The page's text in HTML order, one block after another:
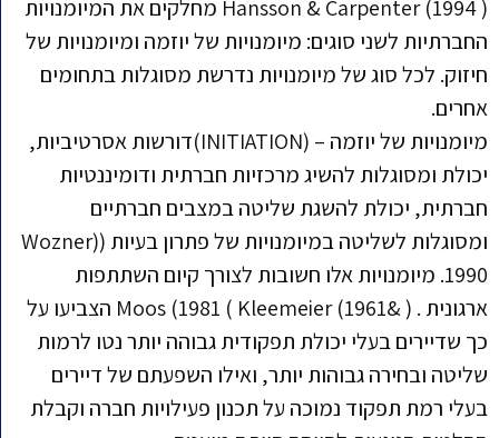
( Hansson & Carpenter (1994 מחלקים את המיומנויות
החברתיות לשני סוגים: מיומנויות של יוזמה ומיומנויות של
חיזוק. לכל סוג של מיומנויות נדרשת מסוגלות בתחומים
אחרים.
מיומנויות של יוזמה – (INITIATION)דורשות אסרטיביות,
יכולת ומסוגלות להשיג מרכזיות חברתית ודומיננטיות
חברתית, יכולת להשגת שליטה במצבים חברתיים
ומסוגלות לשליטה במיומנויות של פתרון בעיות ((Wozner
1990. מיומנויות אלו חשובות לצורך קיום השתתפות
ארגונית . ( &Moos (1981 ( Kleemeier (1961 הצביעו על
כך שדיירים בעלי יכולת תפקודית גבוהה יותר נטו לרמות
שליטה ובחירה גבוהות יותר, ואילו השפעתם של דיירים
בעלי רמת תפקוד נמוכה על תכנון פעילויות חברה וקבלת